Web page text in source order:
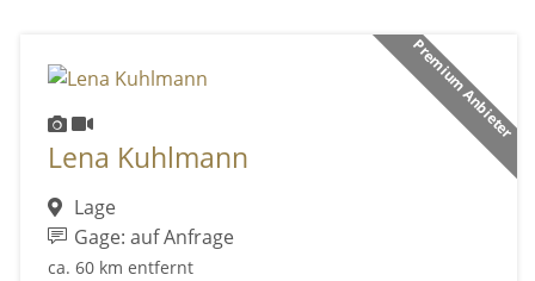
Premium Anbieter
Lena Kuhlmann
Lage
Gage: auf Anfrage
ca. 60 km entfernt